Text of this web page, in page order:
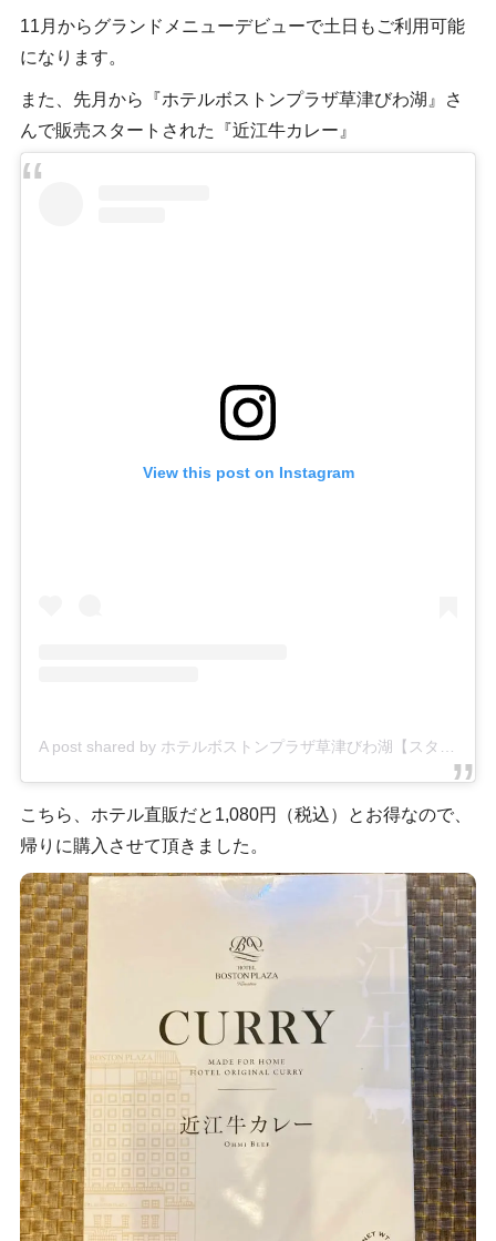
11月からグランドメニューデビューで土日もご利用可能
になります。
また、先月から『ホテルボストンプラザ草津びわ湖』さ
んで販売スタートされた『近江牛カレー』
View this post on Instagram
A post shared by ホテルボストンプラザ草津びわ湖【スタッフ】 (@bostonplaza_staff)
こちら、ホテル直販だと1,080円（税込）とお得なので、
帰りに購入させて頂きました。